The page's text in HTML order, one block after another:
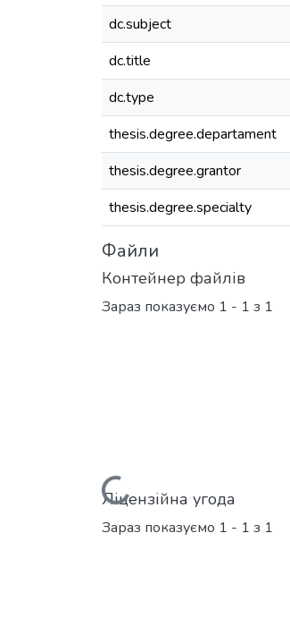
dc.subject
dc.title
dc.type
thesis.degree.departament
thesis.degree.grantor
thesis.degree.specialty
Файли
Контейнер файлів
Зараз показуємо 1 - 1 з 1
Вантажиться...Ліцензійна угода
Зараз показуємо 1 - 1 з 1